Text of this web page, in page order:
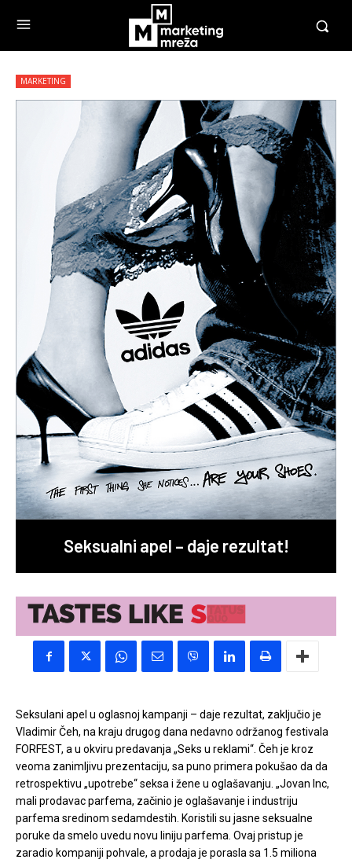
MARKETING
Seksualni apel – daje rezultat!
Seksulani apel u oglasnoj kampanji – daje rezultat, zaključio je
Vladimir Čeh, na kraju drugog dana nedavno održanog festivala
FORFEST, a u okviru predavanja „Seks u reklami“. Čeh je kroz
veoma zanimljivu prezentaciju, sa puno primera pokušao da da
retrospektivu „upotrebe“ seksa i žene u oglašavanju. „Jovan Inc,
mali prodavac parfema, začinio je oglašavanje i industriju
parfema sredinom sedamdestih. Koristili su jasne seksualne
poruke da smelo uvedu novu liniju parfema. Ovaj pristup je
zaradio kompaniji pohvale, a prodaja je porasla sa 1.5 miliona